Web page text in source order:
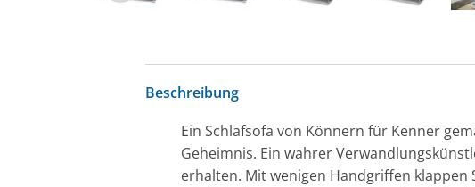
Beschreibung
Ein Schlafsofa von Könnern für Kenner
Geheimnis. Ein wahrer
erhalten. Mit wenigen Handgriffen